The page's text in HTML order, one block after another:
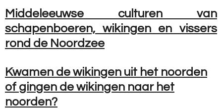
Middeleeuwse culturen van
schapenboeren, wikingen en vissers
rond de Noordzee
Kwamen de wikingen uit het noorden
of gingen de wikingen naar het
noorden?